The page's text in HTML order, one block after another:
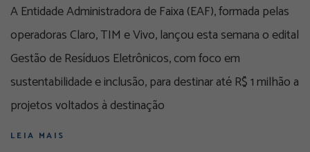
A Entidade Administradora de Faixa (EAF), formada pelas
operadoras Claro, TIM e Vivo, lançou esta semana o edital
Gestão de Resíduos Eletrônicos, com foco em
sustentabilidade e inclusão, para destinar até R$ 1 milhão a
projetos voltados à destinação
LEIA MAIS